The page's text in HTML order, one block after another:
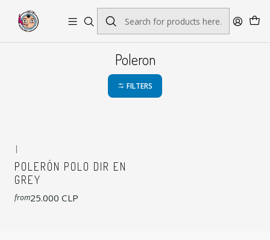
Poleron
FILTERS
|
POLERÓN POLO DIR EN
GREY
from25.000 CLP